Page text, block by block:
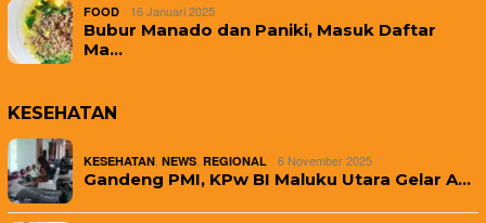
FOOD 16 Januari 2025
Bubur Manado dan Paniki, Masuk Daftar
Ma…
KESEHATAN
KESEHATAN NEWS REGIONAL 6 November 2025
Gandeng PMI, KPw BI Maluku Utara Gelar A…